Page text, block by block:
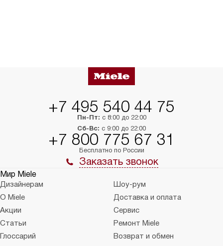
+7 495 540 44 75
Пн-Пт: с 8:00 до 22:00
Сб-Вс: с 9:00 до 22:00
+7 800 775 67 31
Бесплатно по России
Заказать звонок
Мир Miele
Дизайнерам
Шоу-рум
О Miele
Доставка и оплата
Акции
Сервис
Статьи
Ремонт Miele
Глоссарий
Возврат и обмен